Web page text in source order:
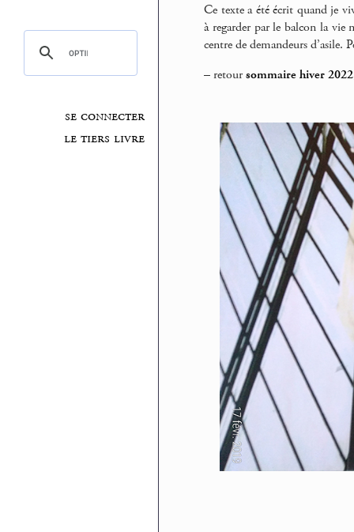
se connecter
le tiers livre
Ce texte a été écrit quand je
à regarder par le balcon la vie
centre de demandeurs d’asile.
–retoursommaire hiver 2022